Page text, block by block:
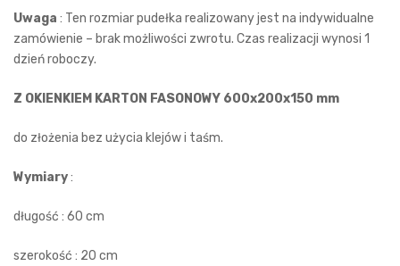
Uwaga : Ten rozmiar pudełka realizowany jest na indywidualne
zamówienie – brak możliwości zwrotu. Czas realizacji wynosi 1
dzień roboczy.
Z OKIENKIEM KARTON FASONOWY 600x200x150 mm
do złożenia bez użycia klejów i taśm.
Wymiary:
długość : 60 cm
szerokość : 20 cm